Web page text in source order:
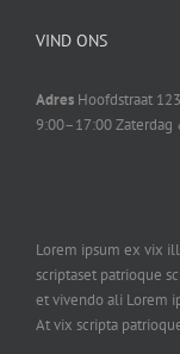
VIND ONS
Adres Hoofdstraat
9:00–17:00
Lorem ipsum ex vix
scriptaset patrioque
et vivendo ali Lorem
At vix scripta